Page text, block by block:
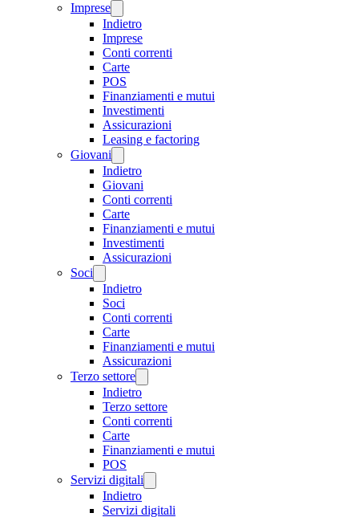
Imprese
Indietro
Imprese
Conti correnti
Carte
POS
Finanziamenti e mutui
Investimenti
Assicurazioni
Leasing e factoring
Giovani
Indietro
Giovani
Conti correnti
Carte
Finanziamenti e mutui
Investimenti
Assicurazioni
Soci
Indietro
Soci
Conti correnti
Carte
Finanziamenti e mutui
Assicurazioni
Terzo settore
Indietro
Terzo settore
Conti correnti
Carte
Finanziamenti e mutui
POS
Servizi digitali
Indietro
Servizi digitali